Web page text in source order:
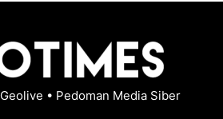
Geolive • Pedoman Media Siber